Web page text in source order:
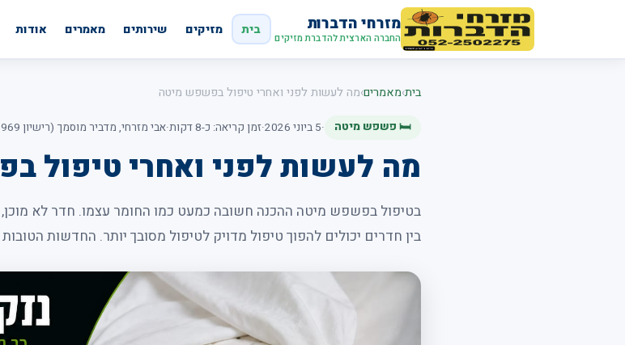
מזרחי הדברות
החברה הארצית להדברת מזיקים
בית מזיקים שירותים מאמרים אודות
בית›מאמרים›מה לעשות לפני ואחרי טיפול בפשפש מיטה
🛏️ פשפש מיטה ·5 ביוני 2026 ·זמן קריאה: כ-8 דקות ·אבי מזרחי, מדביר מוסמך (רישיון 1969)
מה לעשות לפני ואחרי טיפול
בטיפול בפשפש מיטה ההכנה חשובה כמעט כמו החומר עצמו. חדר לא
בין חדרים יכולים להפוך טיפול מדויק לטיפול מסובך יותר. החדשות